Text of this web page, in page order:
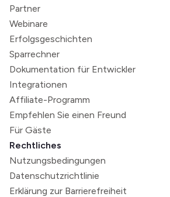
Partner
Webinare
Erfolgsgeschichten
Sparrechner
Dokumentation für Entwickler
Integrationen
Affiliate-Programm
Empfehlen Sie einen Freund
Für Gäste
Rechtliches
Nutzungsbedingungen
Datenschutzrichtlinie
Erklärung zur Barrierefreiheit